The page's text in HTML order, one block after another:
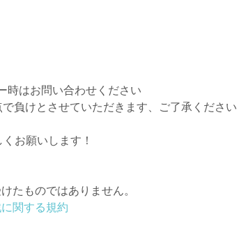
時はお問い合わせください
負けとさせていただきます、ご了承ください
お願いします！
たものではありません。
関する規約